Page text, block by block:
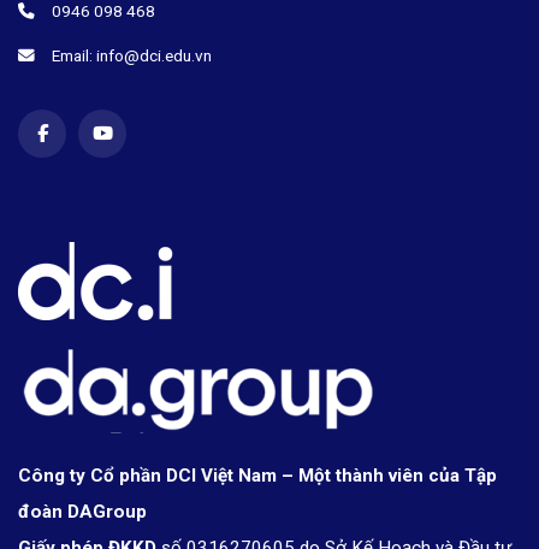
0946 098 468
Email: info@dci.edu.vn
Công ty Cổ phần DCI Việt Nam – Một thành viên của Tập
đoàn DAGroup